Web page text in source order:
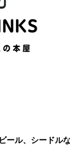
ール、シードル